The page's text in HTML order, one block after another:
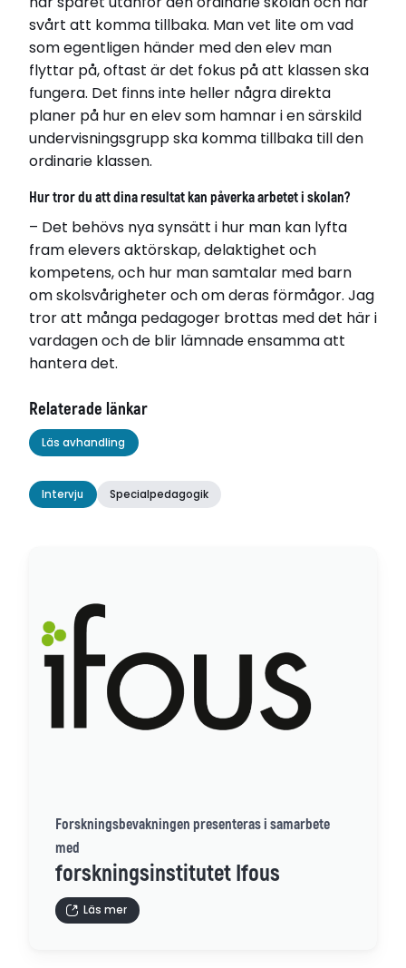
svårt att komma tillbaka. Man vet lite om vad
som egentligen händer med den elev man
flyttar på, oftast är det fokus på att klassen ska
fungera. Det finns inte heller några direkta
planer på hur en elev som hamnar i en särskild
undervisningsgrupp ska komma tillbaka till den
ordinarie klassen.
Hur tror du att dina resultat kan påverka arbetet i skolan?
– Det behövs nya synsätt i hur man kan lyfta
fram elevers aktörskap, delaktighet och
kompetens, och hur man samtalar med barn
om skolsvårigheter och om deras förmågor. Jag
tror att många pedagoger brottas med det här i
vardagen och de blir lämnade ensamma att
hantera det.
Relaterade länkar
Läs avhandling
Intervju Specialpedagogik
Forskningsbevakningen presenteras i samarbete
med
forskningsinstitutet Ifous
Läs mer